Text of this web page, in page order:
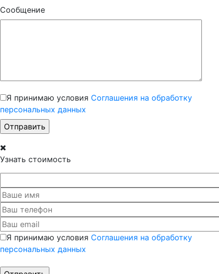
Сообщение
Я принимаю условия Соглашения на обработку
персональных данных
Узнать стоимость
Я принимаю условия Соглашения на обработку
персональных данных